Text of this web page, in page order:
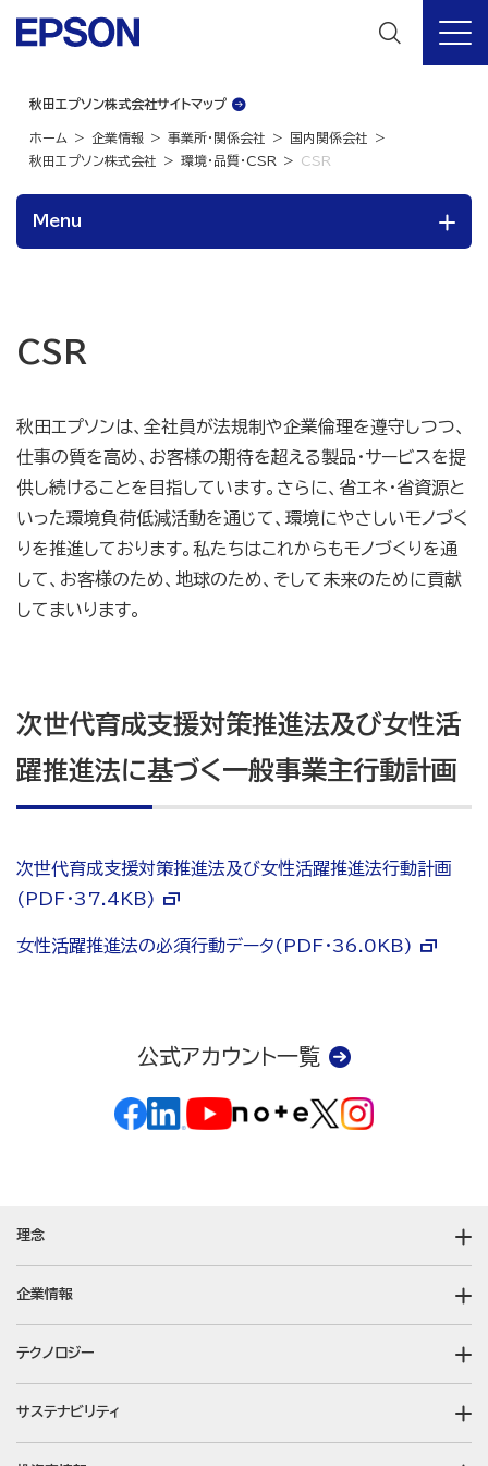
秋田エプソン株式会社サイトマップ
ホーム 企業情報 事業所・関係会社
国内関係会社
秋田エプソン株式会社
環境・品質・CSR CSR
Menu
CSR
秋田エプソンは、全社員が法規制や企業倫理を遵守しつつ、
仕事の質を高め、お客様の期待を超える製品・サービスを提
供し続けることを目指しています。さらに、省エネ・省資源と
いった環境負荷低減活動を通じて、環境にやさしいモノづく
りを推進しております。私たちはこれからもモノづくりを通
して、お客様のため、地球のため、そして未来のために貢献
してまいります。
次世代育成支援対策推進法及び女性活
躍推進法に基づく一般事業主行動計画
次世代育成支援対策推進法及び女性活躍推進法行動計画
(PDF・37.4KB)
女性活躍推進法の必須行動データ(PDF・36.0KB)
公式アカウント一覧
理念
企業情報
テクノロジー
サステナビリティ